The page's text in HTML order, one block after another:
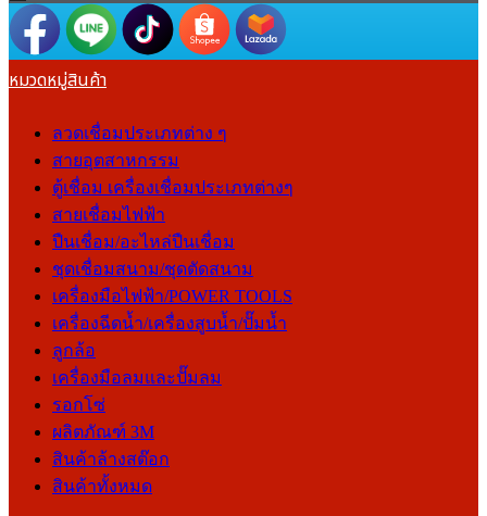
หมวดหมู่สินค้า
ลวดเชื่อมประเภทต่าง ๆ
สายอุตสาหกรรม
ตู้เชื่อม เครื่องเชื่อมประเภทต่างๆ
สายเชื่อมไฟฟ้า
ปืนเชื่อม/อะไหล่ปืนเชื่อม
ชุดเชื่อมสนาม/ชุดตัดสนาม
เครื่องมือไฟฟ้า/POWER TOOLS
เครื่องฉีดน้ำ/เครื่องสูบน้ำ/ปั๊มน้ำ
ลูกล้อ
เครื่องมือลมและปั๊มลม
รอกโซ่
ผลิตภัณฑ์ 3M
สินค้าล้างสต๊อก
สินค้าทั้งหมด